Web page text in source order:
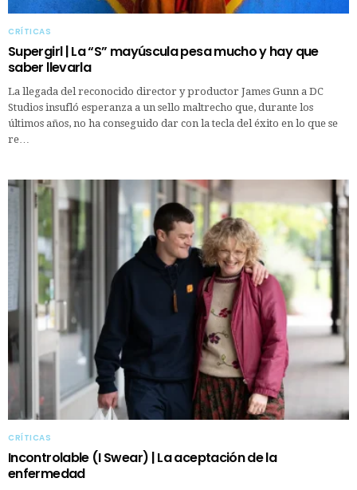
CRÍTICAS
Supergirl | La “S” mayúscula pesa mucho y hay que
saber llevarla
La llegada del reconocido director y productor James Gunn a DC
Studios insufló esperanza a un sello maltrecho que, durante los
últimos años, no ha conseguido dar con la tecla del éxito en lo que se
re…
CRÍTICAS
Incontrolable (I Swear) | La aceptación de la
enfermedad